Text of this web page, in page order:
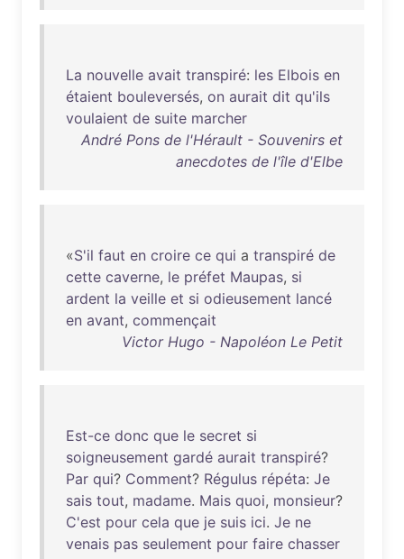
La nouvelle avait transpiré: les Elbois en
étaient bouleversés, on aurait dit qu'ils
voulaient de suite marcher
André Pons de l'Hérault - Souvenirs et
anecdotes de l'île d'Elbe
«S'il faut en croire ce qui a transpiré de
cette caverne, le préfet Maupas, si
ardent la veille et si odieusement lancé
en avant, commençait
Victor Hugo - Napoléon Le Petit
Est-ce donc que le secret si
soigneusement gardé aurait transpiré?
Par qui? Comment? Régulus répéta: Je
sais tout, madame. Mais quoi, monsieur?
C'est pour cela que je suis ici. Je ne
venais pas seulement pour faire chasser